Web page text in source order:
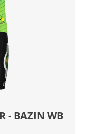
- BAZIN WB